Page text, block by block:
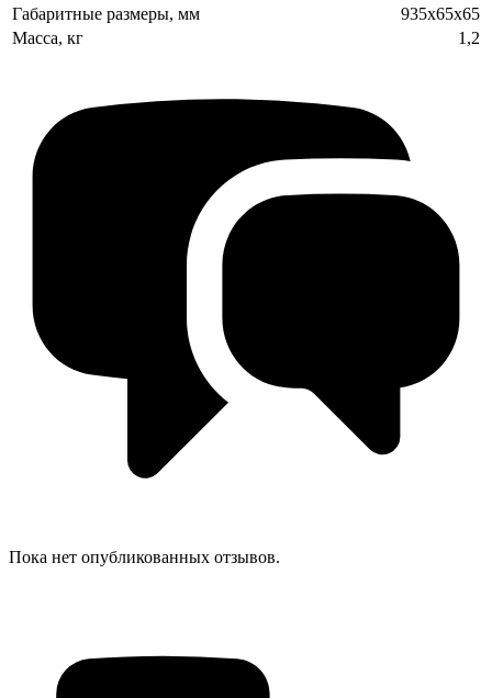
Габаритные размеры, мм
935х65х65
Масса, кг
1,2
Пока нет опубликованных отзывов.